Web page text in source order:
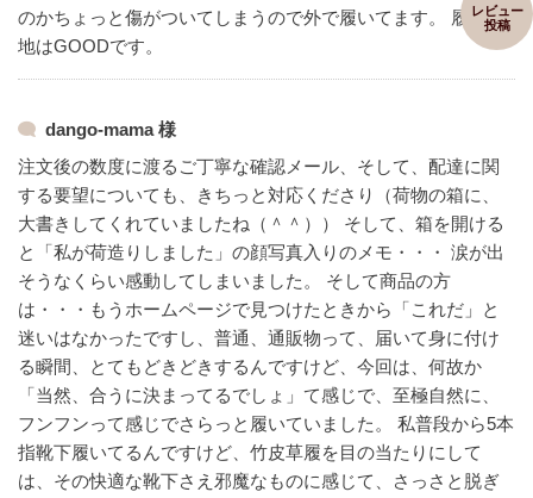
のかちょっと傷がついてしまうので外で履いてます。
履き心
地はGOODです。
dango-mama 様
注文後の数度に渡るご丁寧な確認メール、そして、配達に関
する要望についても、きちっと対応くださり（荷物の箱に、
大書きしてくれていましたね（＾＾））
そして、箱を開ける
と「私が荷造りしました」の顔写真入りのメモ・・・ 涙が出
そうなくらい感動してしまいました。
そして商品の方
は・・・もうホームページで見つけたときから「これだ」と
迷いはなかったですし、普通、通販物って、届いて身に付け
る瞬間、とてもどきどきするんですけど、今回は、何故か
「当然、合うに決まってるでしょ」て感じで、至極自然に、
フンフンって感じでさらっと履いていました。
私普段から5本
指靴下履いてるんですけど、竹皮草履を目の当たりにして
は、その快適な靴下さえ邪魔なものに感じて、さっさと脱ぎ
レビュー
投稿